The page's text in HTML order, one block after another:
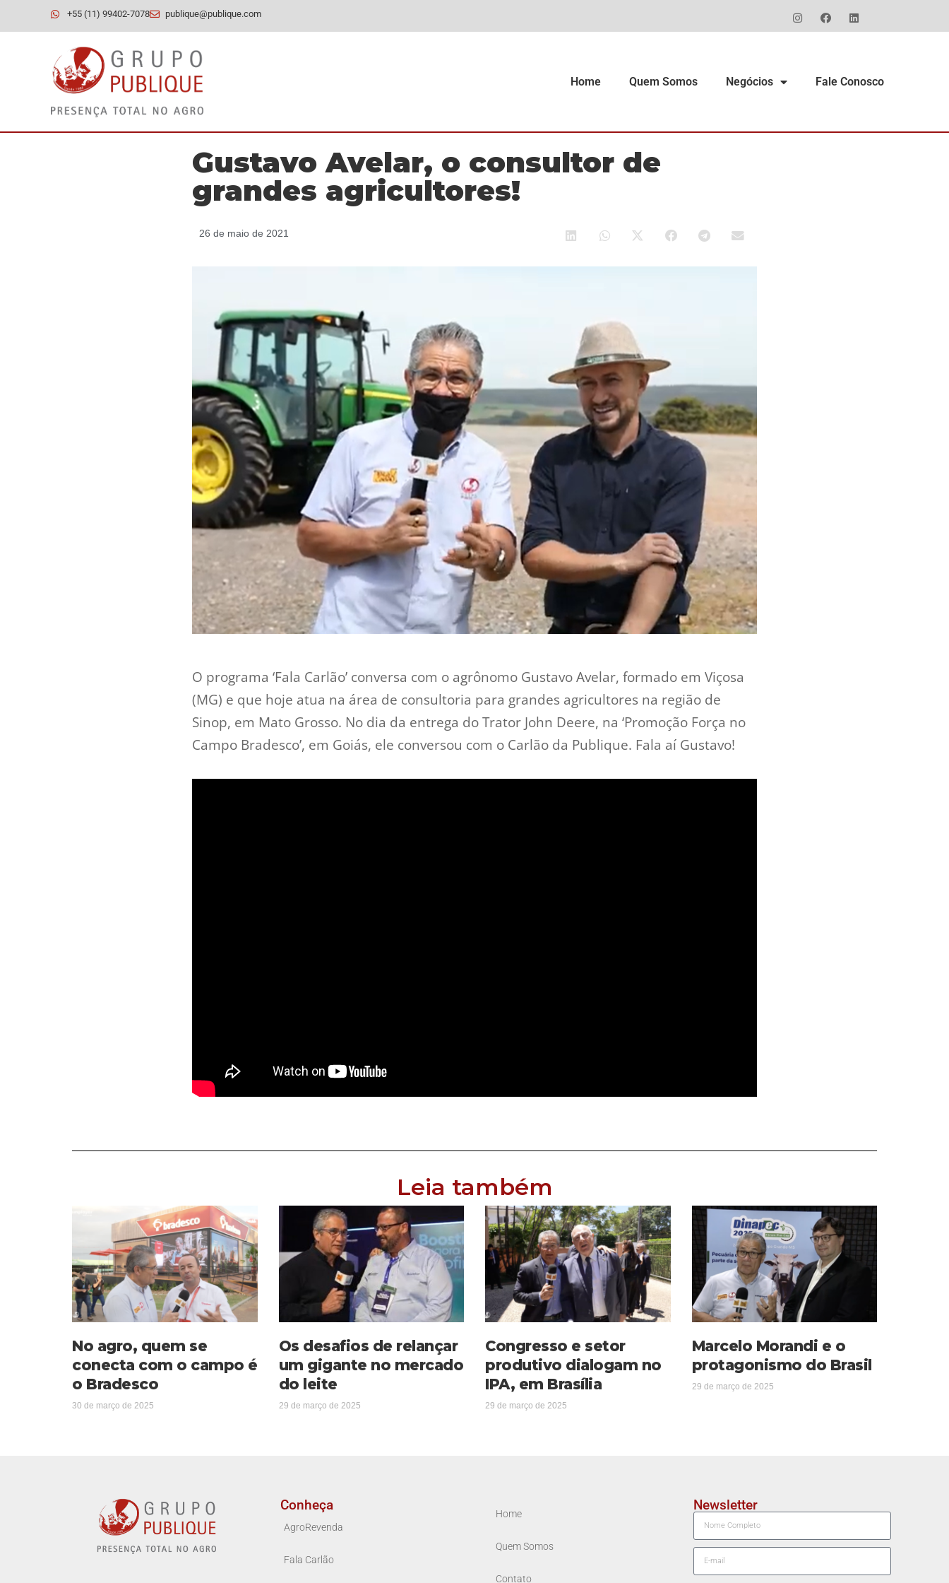
+55 (11) 99402-7078 publique@publique.com
Home Quem Somos Negócios Fale Conosco
Gustavo Avelar, o consultor de
grandes agricultores!
26 de maio de 2021
O programa ‘Fala Carlão’ conversa com o agrônomo Gustavo Avelar, formado em Viçosa
(MG) e que hoje atua na área de consultoria para grandes agricultores na região de
Sinop, em Mato Grosso. No dia da entrega do Trator John Deere, na ‘Promoção Força no
Campo Bradesco’, em Goiás, ele conversou com o Carlão da Publique. Fala aí Gustavo!
Leia também
No agro, quem se
conecta com o campo é
o Bradesco
30 de março de 2025
Os desafios de relançar
um gigante no mercado
do leite
29 de março de 2025
Congresso e setor
produtivo dialogam no
IPA, em Brasília
29 de março de 2025
Marcelo Morandi e o
protagonismo do Brasil
29 de março de 2025
Conheça
AgroRevenda
Fala Carlão
Home
Quem Somos
Contato
Newsletter